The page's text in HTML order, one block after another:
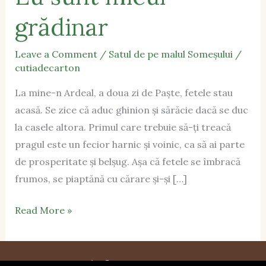
grădinar
Leave a Comment / Satul de pe malul Someșului /
cutiadecarton
La mine-n Ardeal, a doua zi de Paște, fetele stau
acasă. Se zice că aduc ghinion și sărăcie dacă se duc
la casele altora. Primul care trebuie să-ți treacă
pragul este un fecior harnic și voinic, ca să ai parte
de prosperitate și belșug. Așa că fetele se îmbracă
frumos, se piaptănă cu cărare și-și […]
Read More »
Copyright © 2026 Cutia De Carton